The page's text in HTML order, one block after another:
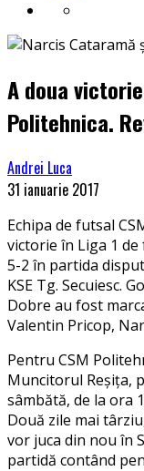
A doua
Politehnica.
Andrei Luca
31 ianuarie 2017
Echipa de futsal
victorie în Liga 1
5-2 în partida
KSE Tg. Secuiesc.
Dobre au fost
Valentin Pricop,
Pentru CSM
Muncitorul Reșița,
sâmbătă, de la ora
Două zile mai
vor juca din nou în
partidă contând